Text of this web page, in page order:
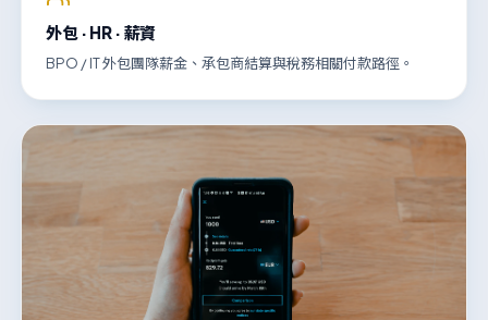
外包 · HR · 薪資
BPO / IT 外包團隊薪金、承包商結算與稅務相關付款路徑。